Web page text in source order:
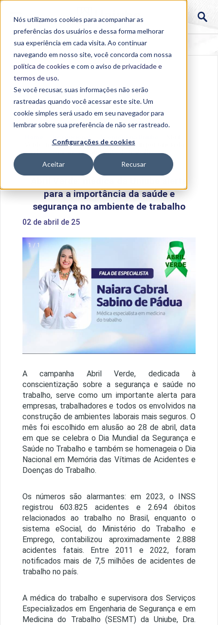
Nós utilizamos cookies para acompanhar as
preferências dos usuários e dessa forma melhorar
sua experiência em cada visita. Ao continuar
navegando em nosso site, você concorda com nossa
política de cookies e com o aviso deprivacidade e
termos de uso.
Se você recusar, suas informações não serão
rastreadas quando você acessar este site. Um
cookie simples será usado em seu navegador para
lembrar sobre sua preferência de não ser rastreado.
Configurações de cookies
Aceitar Recusar
Verde: médica da Uniube alerta para a importância da
saúde e segurança no ambiente de trabalho
para a importância da saúde e
segurança no ambiente de trabalho
02 de abril de 25
1 / 1
A campanha Abril Verde, dedicada à
conscientização sobre a segurança e saúde no
trabalho, serve como um importante alerta para
empresas, trabalhadores e todos os envolvidos na
construção de ambientes laborais mais seguros. O
mês foi escolhido em alusão ao 28 de abril, data
em que se celebra o Dia Mundial da Segurança e
Saúde no Trabalho e também se homenageia o Dia
Nacional em Memória das Vítimas de Acidentes e
Doenças do Trabalho.
Os números são alarmantes: em 2023, o INSS
registrou 603.825 acidentes e 2.694 óbitos
relacionados ao trabalho no Brasil, enquanto o
sistema eSocial, do Ministério do Trabalho e
Emprego, contabilizou aproximadamente 2.888
acidentes fatais. Entre 2011 e 2022, foram
notificados mais de 7,5 milhões de acidentes de
trabalho no país.
A médica do trabalho e supervisora dos Serviços
Especializados em Engenharia de Segurança e em
Medicina do Trabalho (SESMT) da Uniube, Dra.